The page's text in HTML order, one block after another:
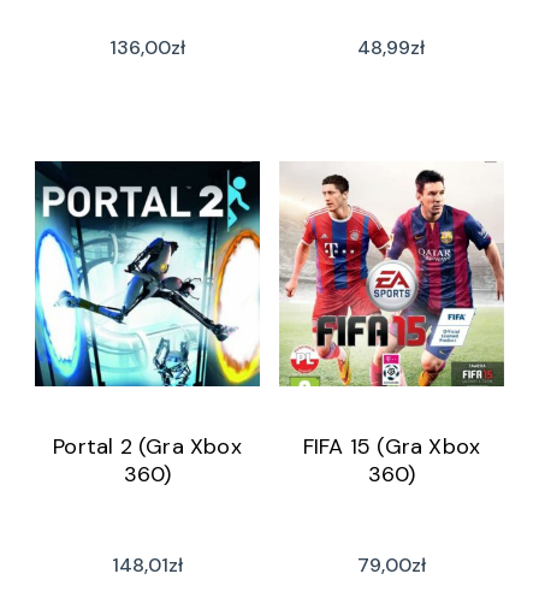
136,00zł 48,99zł
Portal 2 (Gra Xbox
360)
148,01zł
FIFA 15 (Gra Xbox
360)
79,00zł